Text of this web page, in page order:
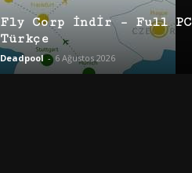
Fly Corp İndir – Full PC
Türkçe
Deadpool - 6 Ağustos 2026